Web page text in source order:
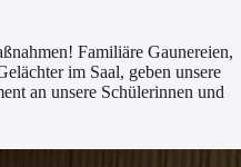
Familiäre Gaunereien,
im Saal, geben unsere
an unsere Schülerinnen und